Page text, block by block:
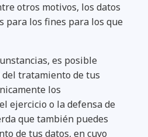
otros motivos, los datos
para los fines para los que
es posible
tratamiento de tus
los
ejercicio o la defensa de
que también puedes
de tus datos, en cuyo